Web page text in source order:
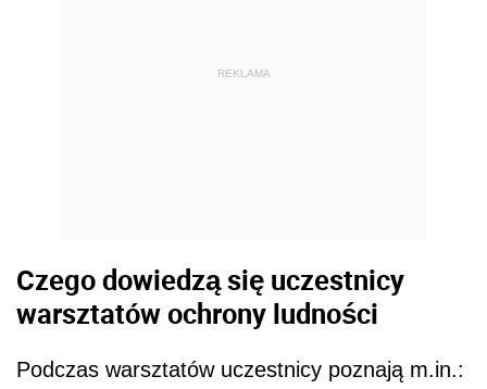
REKLAMA
Czego dowiedzą się uczestnicy
warsztatów ochrony ludności
Podczas warsztatów uczestnicy poznają m.in.: